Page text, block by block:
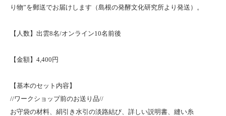
り物”を郵送でお届けします（島根の発酵文化研究所より発送）。
【人数】出雲8名/オンライン10名前後
【金額】4,400円
【基本のセット内容】
//ワークショップ前のお送り品//
お守袋の材料、絹引き水引の淡路結び、詳しい説明書、縫い糸